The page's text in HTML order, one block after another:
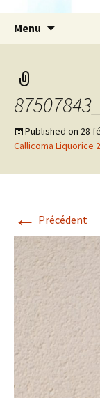
Menu
Published on 28
Callicoma Liquorice
← Précédent